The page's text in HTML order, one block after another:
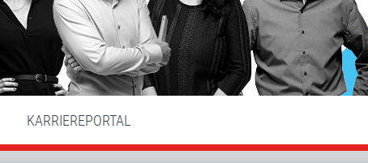
KARRIEREPORTAL